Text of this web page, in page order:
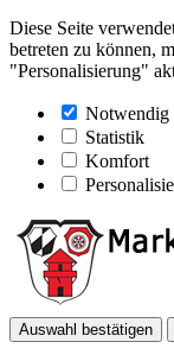
Diese Seite
betreten zu können,
"Personalisierung"
Notwendig
Statistik
Komfort
Auswahl bestätigen